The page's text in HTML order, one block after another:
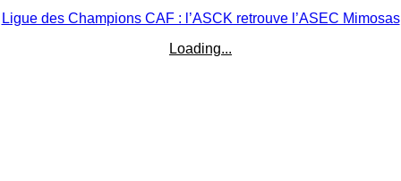
Ligue des Champions CAF : l’ASCK retrouve l’ASEC Mimosas
Loading...